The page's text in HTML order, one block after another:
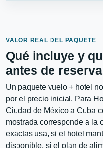
VALOR REAL DEL PAQUETE
Qué incluye y
antes de
Un paquete vuelo + hotel
por el precio inicial. Para
Ciudad de México a Cuba
mostrada corresponde a la
exactas usa, si el hotel
disponible, si el plan de